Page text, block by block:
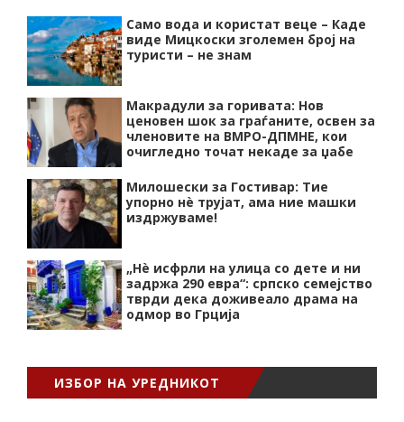
Само вода и користат веце – Каде
виде Мицкоски зголемен број на
туристи – не знам
Макрадули за горивата: Нов
ценовен шок за граѓаните, освен за
членовите на ВМРО-ДПМНЕ, кои
очигледно точат некаде за џабе
Милошески за Гостивар: Тие
упорно нѐ трујат, ама ние машки
издржуваме!
„Нѐ исфрли на улица со дете и ни
задржа 290 евра“: српско семејство
тврди дека доживеало драма на
одмор во Грција
ИЗБОР НА УРЕДНИКОТ